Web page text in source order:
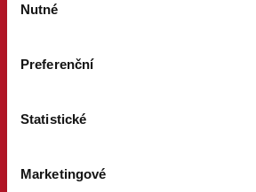
souhlasu
Nutné
Preferenční
Statistické
Marketingové